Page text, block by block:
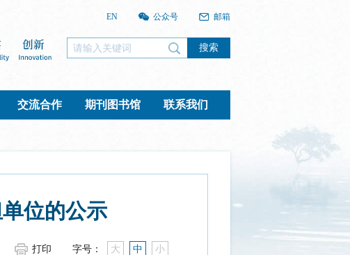
EN 公众号 邮箱
搜索
交流合作 期刊图书馆 联系我们
位的公示
字号： 大 中 小
打印